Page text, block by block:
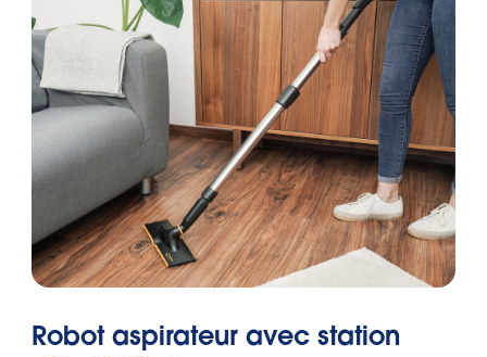
Robot aspirateur avec station